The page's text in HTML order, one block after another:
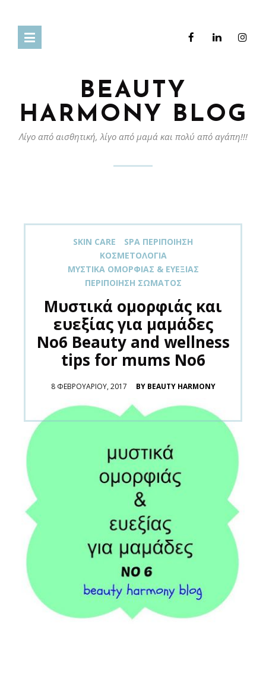
BEAUTY
HARMONY BLOG
Λίγο από αισθητική, λίγο από μαμά και πολύ από αγάπη!!!
SKIN CARE
SPA ΠΕΡΙΠΟΊΗΣΗ
ΚΟΣΜΕΤΟΛΟΓΊΑ
ΜΥΣΤΙΚΆ ΟΜΟΡΦΙΆΣ & ΕΥΕΞΊΑΣ
ΠΕΡΙΠΟΊΗΣΗ ΣΏΜΑΤΟΣ
Μυστικά ομορφιάς και
ευεξίας για μαμάδες
Νο6 Beauty and wellness
tips for mums No6
POSTED
8 ΦΕΒΡΟΥΑΡΊΟΥ, 2017 BY BEAUTY HARMONY